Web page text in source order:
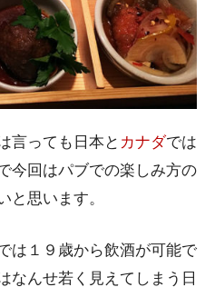
言っても日本と カナダでは
今回はパブでの楽しみ方の
と思います。
は１９歳から飲酒が可能で
なんせ若く見えてしまう日